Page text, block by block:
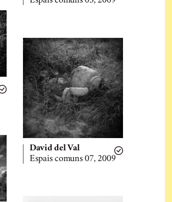
David del Val
Espais comuns 07, 2009